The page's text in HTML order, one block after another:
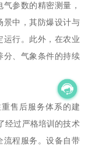
参数的精密测量，
景中，其防爆设计与
运行。此外，在农业
分、气象条件的持续
售后服务体系的建
经过严格培训的技术
流程服务。设备自带